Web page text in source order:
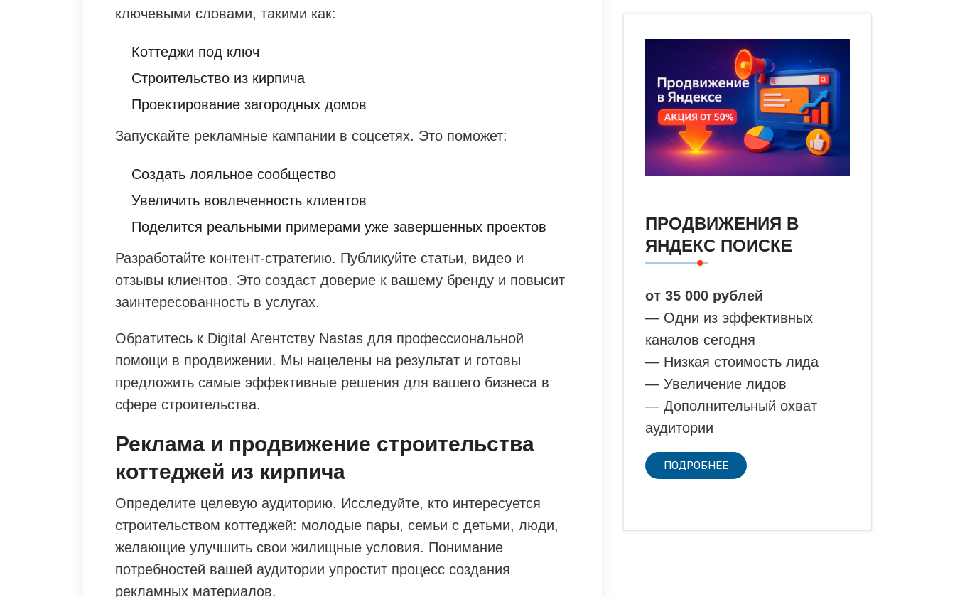
ключевыми словами, такими как:
Коттеджи под ключ
Строительство из кирпича
Проектирование загородных домов
Запускайте рекламные кампании в соцсетях. Это поможет:
Создать лояльное сообщество
Увеличить вовлеченность клиентов
Поделится реальными примерами уже завершенных проектов
Разработайте контент-стратегию. Публикуйте статьи, видео и
отзывы клиентов. Это создаст доверие к вашему бренду и повысит
заинтересованность в услугах.
Обратитесь к Digital Агентству Nastas для профессиональной
помощи в продвижении. Мы нацелены на результат и готовы
предложить самые эффективные решения для вашего бизнеса в
сфере строительства.
Реклама и продвижение строительства
коттеджей из кирпича
Определите целевую аудиторию. Исследуйте, кто интересуется
строительством коттеджей: молодые пары, семьи с детьми, люди,
желающие улучшить свои жилищные условия. Понимание
потребностей вашей аудитории упростит процесс создания
рекламных материалов.
ПРОДВИЖЕНИЯ В
ЯНДЕКС ПОИСКЕ
от 35 000 рублей
— Одни из эффективных
каналов сегодня
— Низкая стоимость лида
— Увеличение лидов
— Дополнительный охват
аудитории
ПОДРОБНЕЕ